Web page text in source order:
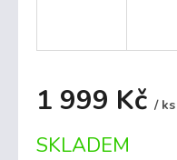
1 999 Kč / ks
cena:
SKLADEM